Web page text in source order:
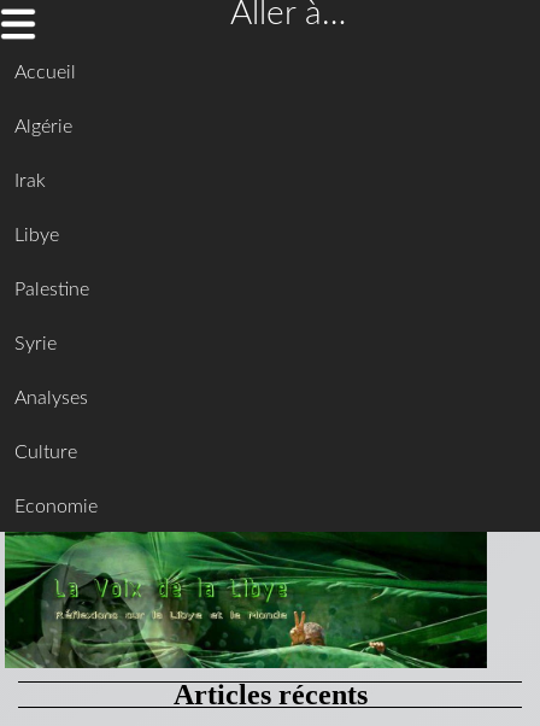
Aller à…
Accueil
Algérie
Irak
Libye
Palestine
Syrie
Analyses
Culture
Economie
Articles récents